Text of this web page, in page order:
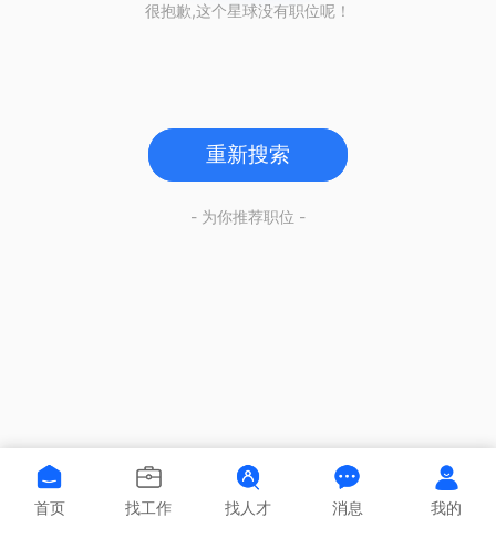
很抱歉,这个星球没有职位呢！
重新搜索
- 为你推荐职位 -
首页 找工作 找人才 消息 我的